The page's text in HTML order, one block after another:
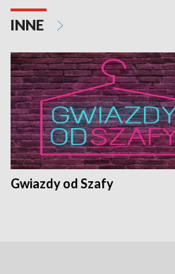
INNE
Gwiazdy od Szafy